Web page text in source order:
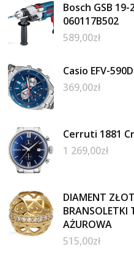
Bosch GSB
060117B502
589,00zł
Casio EFV-
369,00zł
Cerruti 1881
1 269,00zł
DIAMENT
BRANSOLETKI
AŻUROWA
515,00zł